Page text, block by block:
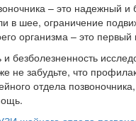
– это надежный и
в шее, ограничение
организма – это
безболезненность
не забудьте, что
отдела